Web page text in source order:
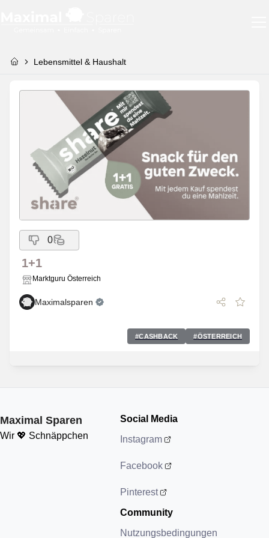
Lebensmittel & Haushalt
0
1+1
Marktguru Österreich
Maximalsparen
#CASHBACK #ÖSTERREICH
Maximal Sparen
Wir 💖 Schnäppchen
Social Media
Instagram
Facebook
Pinterest
Community
Nutzungsbedingungen